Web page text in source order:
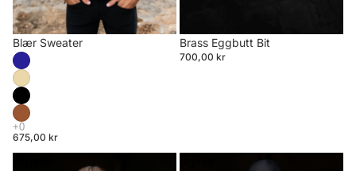
Blær Sweater
675,00 kr
Brass Eggbutt Bit
700,00 kr